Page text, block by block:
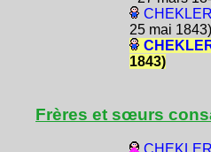
25 mai 1843)
1843)
Frères et sœurs